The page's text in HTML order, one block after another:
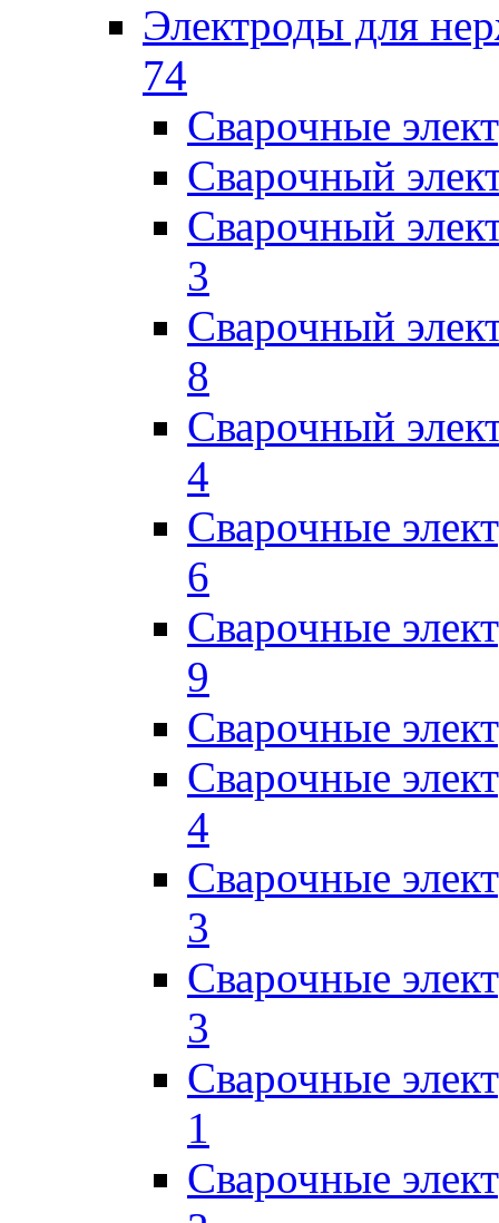
Электроды для
74
Сварочные
Сварочный
Сварочный
3
Сварочный
8
Сварочный
4
Сварочные
6
Сварочные
9
Сварочные
Сварочные
4
Сварочные
3
Сварочные
3
Сварочные
1
Сварочные